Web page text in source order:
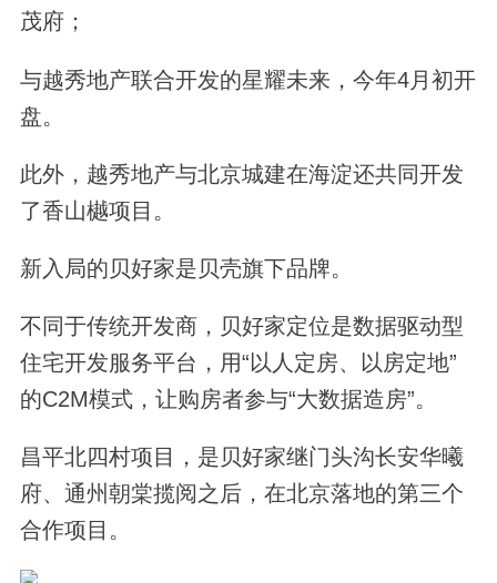
茂府；
与越秀地产联合开发的星耀未来，今年4月初开
盘。
此外， 越秀地产与北京城建在海淀还共同开发
了香山樾项目。
新入局的贝好家是贝壳旗下品牌。
不同于传统开发商，贝好家定位是数据驱动型
住宅开发服务平台， 用“以人定房、以房定地”
的C2M模式，让购房者参与“大数据造房”。
昌平北四村项目，是贝好家继门头沟长安华曦
府、通州朝棠揽阅之后， 在北京落地的第三个
合作项目。